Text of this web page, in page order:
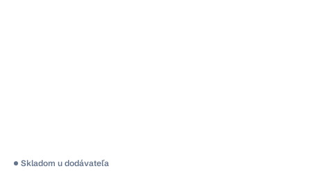
Priemerné
Skladom u dodávateľa